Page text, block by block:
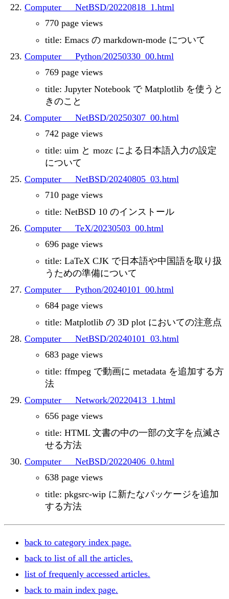
Computer___NetBSD/20220818_1.html
770 page views
title: Emacs の markdown-mode について
Computer___Python/20250330_00.html
769 page views
title: Jupyter Notebook で Matplotlib を使うと
きのこと
Computer___NetBSD/20250307_00.html
742 page views
title: uim と mozc による日本語入力の設定
について
Computer___NetBSD/20240805_03.html
710 page views
title: NetBSD 10 のインストール
Computer___TeX/20230503_00.html
696 page views
title: LaTeX CJK で日本語や中国語を取り扱
うための準備について
Computer___Python/20240101_00.html
684 page views
title: Matplotlib の 3D plot においての注意点
Computer___NetBSD/20240101_03.html
683 page views
title: ffmpeg で動画に metadata を追加する方
法
Computer___Network/20220413_1.html
656 page views
title: HTML 文書の中の一部の文字を点滅さ
せる方法
Computer___NetBSD/20220406_0.html
638 page views
title: pkgsrc-wip に新たなパッケージを追加
する方法
back to category index page.
back to list of all the articles.
list of frequenly accessed articles.
back to main index page.